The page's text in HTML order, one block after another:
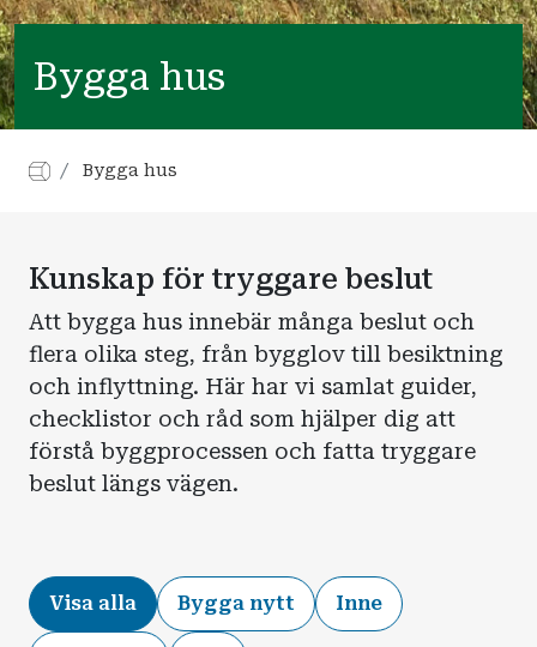
Bygga hus
Bygga hus
Kunskap för tryggare beslut
Att bygga hus innebär många beslut och
flera olika steg, från bygglov till besiktning
och inflyttning. Här har vi samlat guider,
checklistor och råd som hjälper dig att
förstå byggprocessen och fatta tryggare
beslut längs vägen.
Visa alla Bygga nytt Inne